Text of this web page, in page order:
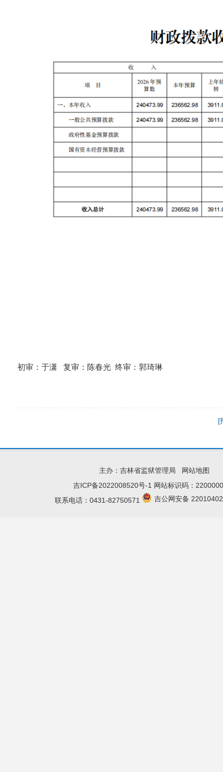
初审：于潇 复审：陈春光 终审：郭琦琳
[
主办：吉林省监狱管理局 网站地图
吉ICP备2022008520号-1 网站标识码：
联系电话：0431-82750571
吉公网安备